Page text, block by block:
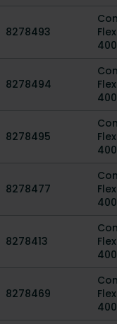
8278493
8278494
8278495
8278477
8278413
8278469